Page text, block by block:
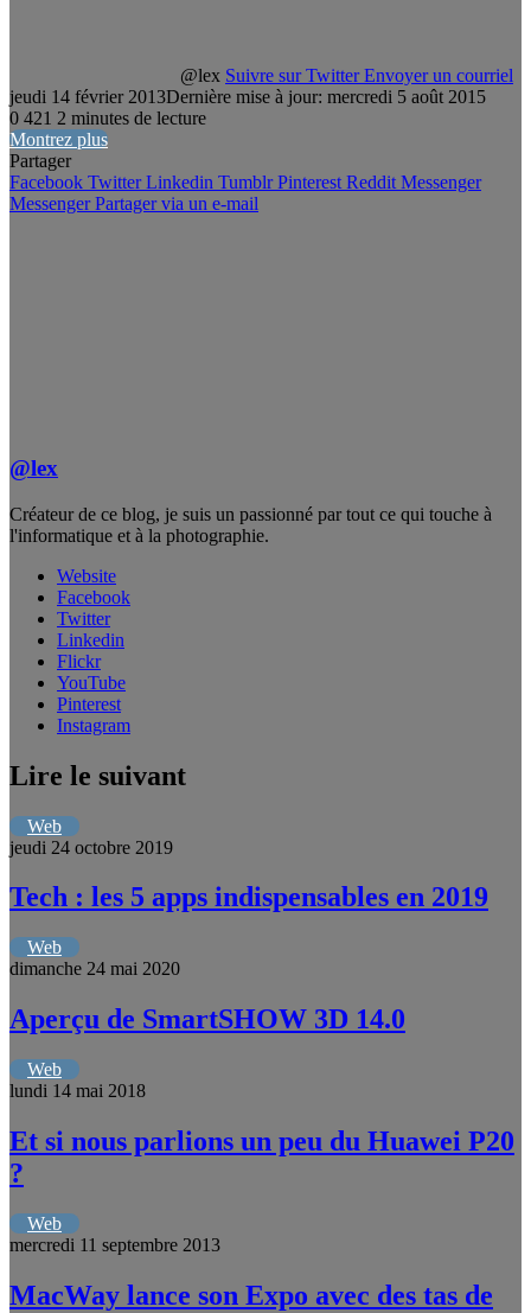
@lex Suivre sur Twitter Envoyer un courriel
jeudi 14 février 2013Dernière mise à jour: mercredi 5 août 2015
0 421 2 minutes de lecture
Montrez plus
Partager
Facebook Twitter Linkedin Tumblr Pinterest Reddit Messenger
Messenger Partager via un e-mail
@lex
Créateur de ce blog, je suis un passionné par tout ce qui touche à
l'informatique et à la photographie.
Website
Facebook
Twitter
Linkedin
Flickr
YouTube
Pinterest
Instagram
Lire le suivant
Web
jeudi 24 octobre 2019
Tech : les 5 apps indispensables en 2019
Web
dimanche 24 mai 2020
Aperçu de SmartSHOW 3D 14.0
Web
lundi 14 mai 2018
Et si nous parlions un peu du Huawei P20
?
Web
mercredi 11 septembre 2013
MacWay lance son Expo avec des tas de